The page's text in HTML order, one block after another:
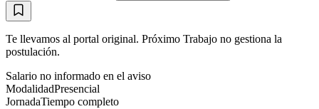
Te llevamos al portal original. Próximo Trabajo no gestiona la
postulación.
Salario no informado en el aviso
ModalidadPresencial
JornadaTiempo completo